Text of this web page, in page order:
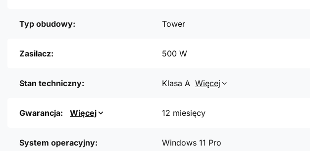
Typ obudowy: Tower
Zasilacz: 500 W
Stan techniczny: Klasa A Więcej
Gwarancja: Więcej 12 miesięcy
System operacyjny: Windows 11 Pro